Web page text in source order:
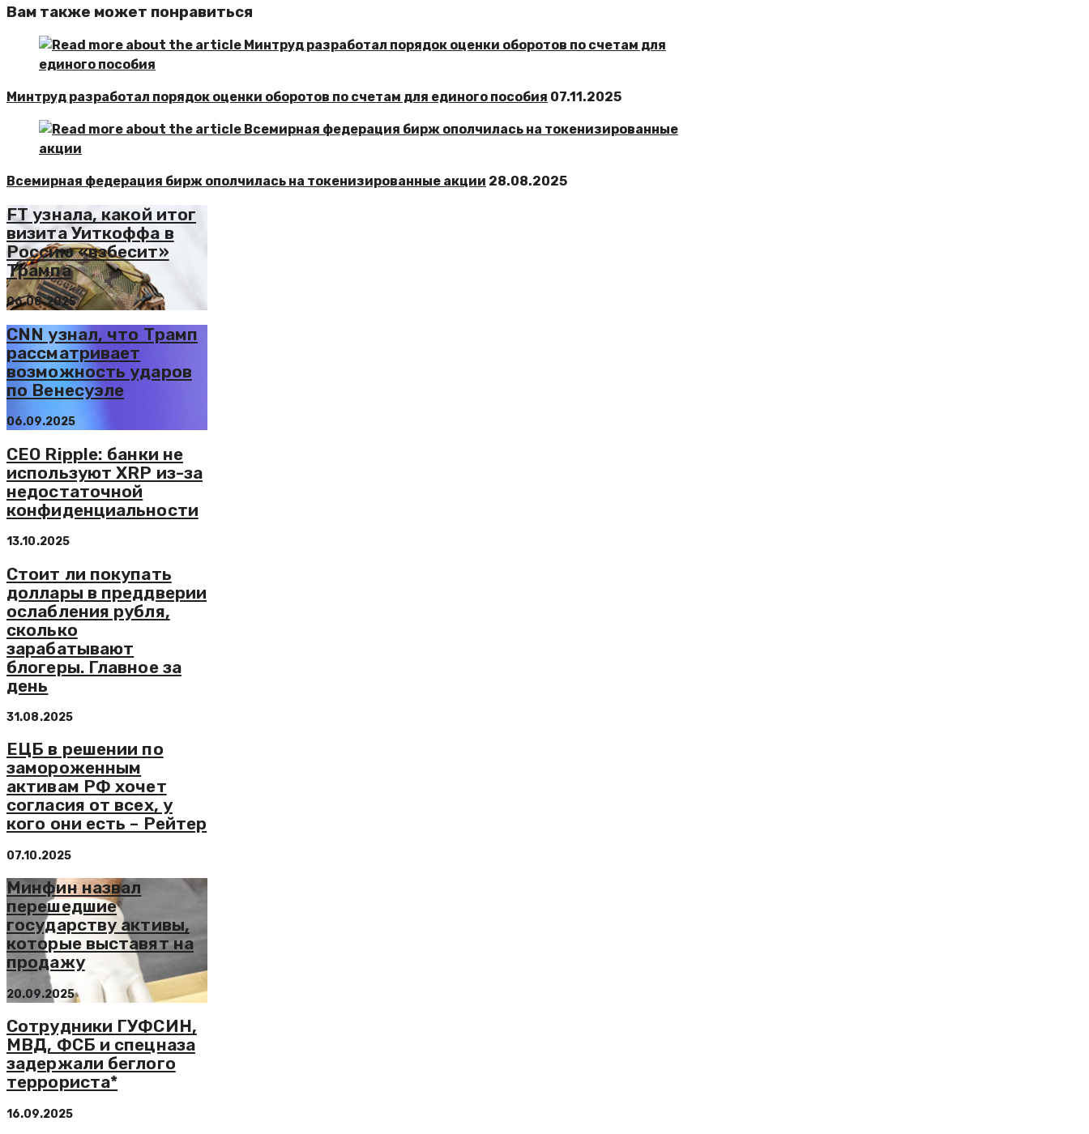
Вам также может понравиться
Минтруд разработал порядок оценки оборотов по счетам для единого пособия 07.11.2025
Всемирная федерация бирж ополчилась на токенизированные акции 28.08.2025
FT узнала, какой итог
визита Уиткоффа в
Россию «взбесит»
Трампа
06.08.2025
CNN узнал, что Трамп
рассматривает
возможность ударов
по Венесуэле
06.09.2025
CEO Ripple: банки не
используют XRP из-за
недостаточной
конфиденциальности
13.10.2025
Стоит ли покупать
доллары в преддверии
ослабления рубля,
сколько
зарабатывают
блогеры. Главное за
день
31.08.2025
ЕЦБ в решении по
замороженным
активам РФ хочет
согласия от всех, у
кого они есть – Рейтер
07.10.2025
Минфин назвал
перешедшие
государству активы,
которые выставят на
продажу
20.09.2025
Сотрудники ГУФСИН,
МВД, ФСБ и спецназа
задержали беглого
террориста*
16.09.2025